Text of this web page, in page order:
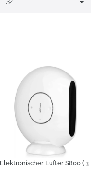
Elektronischer Lüfter S800 ( 3